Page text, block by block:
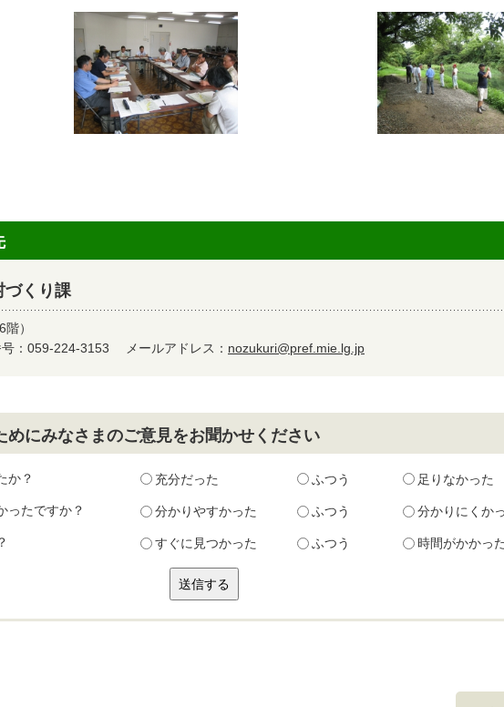
くり課
）
：059-224-3153
メールアドレス： nozukuri@pref.mie.lg.jp
にみなさまのご意見をお聞かせください
か？ 充分だった ふつう 足りなかった
ったですか？ 分かりやすかった ふつう 分かりにくか
すぐに見つかった ふつう 時間がかかった